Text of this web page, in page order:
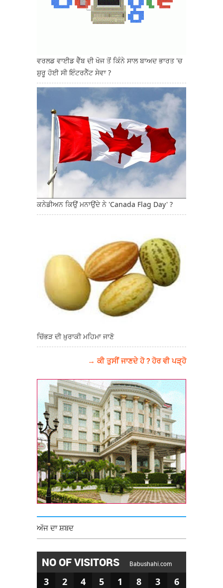
ਵਰਲਡ ਵਾਈਡ ਵੈੱਬ ਦੀ ਖੋਜ ਤੋਂ ਕਿੰਨੇ ਸਾਲ ਬਾਅਦ ਭਾਰਤ 'ਚ
ਸ਼ੁਰੂ ਹੋਈ ਸੀ ਇੰਟਰਨੈੱਟ ਸੇਵਾ ?
ਕਨੇਡੀਅਨ ਕਿਉਂ ਮਨਾਉਂਦੇ ਨੇ 'Canada Flag Day' ?
ਚਿੱਭੜ ਦੀ ਖ਼ੁਰਾਕੀ ਮਹਿਮਾ ਜਾਣੋ
→ ਕੀ ਤੁਸੀਂ ਜਾਣਦੇ ਹੋ ? ਹੋਰ ਵੀ ਪੜ੍ਹੋ
ਅੱਜ ਦਾ ਸ਼ਬਦ
NO OF VISITORS Babushahi.com
3 2 4 5 1 8 3 6